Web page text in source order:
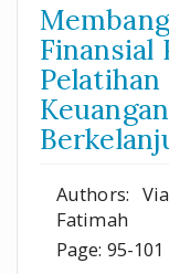
Finansial
Authors:
Fatimah
Page: 95-101